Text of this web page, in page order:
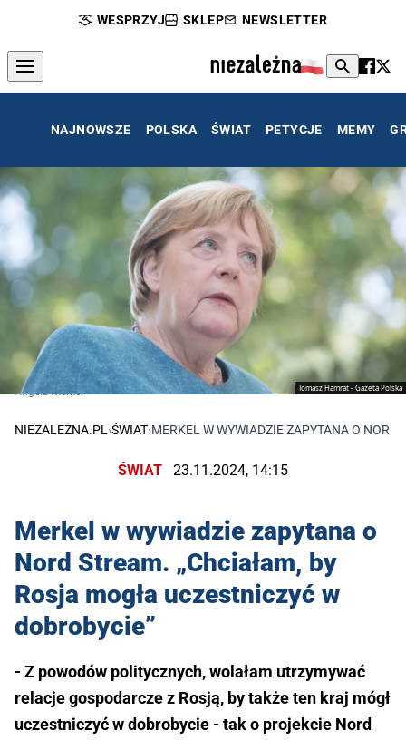
WESPRZYJ SKLEP NEWSLETTER
NAJNOWSZE POLSKA ŚWIAT PETYCJE MEMY
Tomasz Hamrat - Gazeta Polska
Angela Merkel
NIEZALEŻNA.PL ›ŚWIAT›MERKEL W WYWIADZIE ZAPYTANA O NORD
ŚWIAT 23.11.2024, 14:15
Merkel w wywiadzie zapytana o
Nord Stream. „Chciałam, by
Rosja mogła uczestniczyć w
dobrobycie”
- Z powodów politycznych, wolałam utrzymywać
relacje gospodarcze z Rosją, by także ten kraj mógł
uczestniczyć w dobrobycie - tak o projekcie Nord